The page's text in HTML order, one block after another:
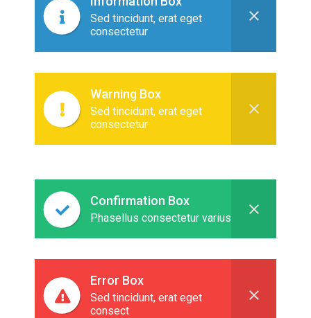
Sed tincidunt, erat eget
consectetur
Warning Box
Sed tincidunt, erat eget
consectetur
Confirmation Box
Phasellus consectetur varius
Error Box
Sed tincidunt, erat eget
consect